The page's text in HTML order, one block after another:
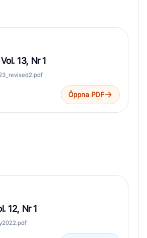
13, Nr 1
Öppna PDF
12, Nr 1